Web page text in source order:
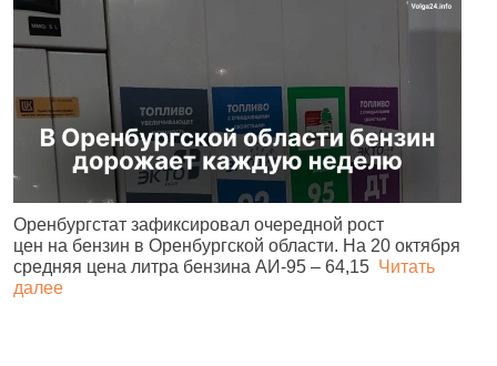
Оренбургстат зафиксировал очередной рост
цен на бензин в Оренбургской области. На 20 октября
средняя цена литра бензина АИ‑95 – 64,15 Читать
далее